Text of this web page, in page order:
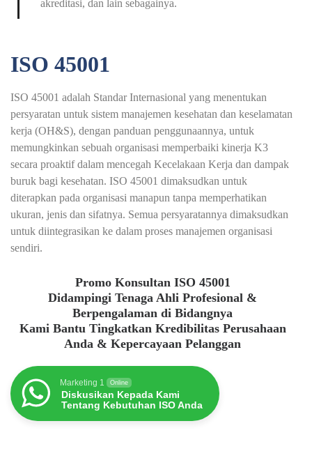
akreditasi, dan lain sebagainya.
ISO 45001
ISO 45001 adalah Standar Internasional yang menentukan
persyaratan untuk sistem manajemen kesehatan dan keselamatan
kerja (OH&S), dengan panduan penggunaannya, untuk
memungkinkan sebuah organisasi memperbaiki kinerja K3
secara proaktif dalam mencegah Kecelakaan Kerja dan dampak
buruk bagi kesehatan. ISO 45001 dimaksudkan untuk
diterapkan pada organisasi manapun tanpa memperhatikan
ukuran, jenis dan sifatnya. Semua persyaratannya dimaksudkan
untuk diintegrasikan ke dalam proses manajemen organisasi
sendiri.
Promo Konsultan ISO 45001
Didampingi Tenaga Ahli Profesional &
Berpengalaman di Bidangnya
Kami Bantu Tingkatkan Kredibilitas Perusahaan
Anda & Kepercayaan Pelanggan
Marketing 1 Online
Diskusikan Kepada Kami
Tentang Kebutuhan ISO Anda